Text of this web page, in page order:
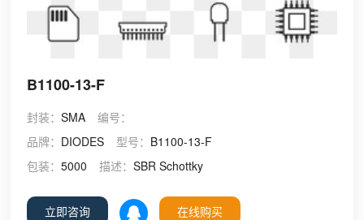
B1100-13-F
封装：SMA
编号：
品牌： DIODES 型号： B1100-13-F
包装：5000 描述：SBR Schottky
立即咨询 在线购买